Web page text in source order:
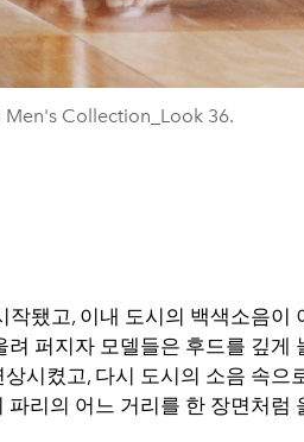
Men's Collection_Look 36.
됐고, 이내 도시의 백색소음이
퍼지자 모델들은 후드를 깊게
시켰고, 다시 도시의 소음 속으
리의 어느 거리를 한 장면처럼